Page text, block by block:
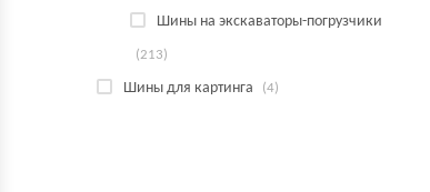
Шины на экскаваторы-погрузчики
(213)
Шины для картинга (4)